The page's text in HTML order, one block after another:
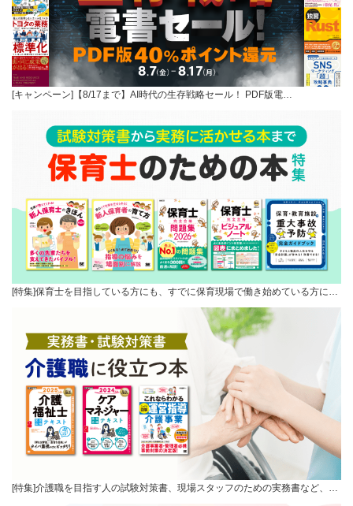
[キャンペーン]【8/17まで】AI時代の生存戦略セール！ PDF版電…
[特集]保育士を目指している方にも、すでに保育現場で働き始めている方に…
[特集]介護職を目指す人の試験対策書、現場スタッフのための実務書など、…